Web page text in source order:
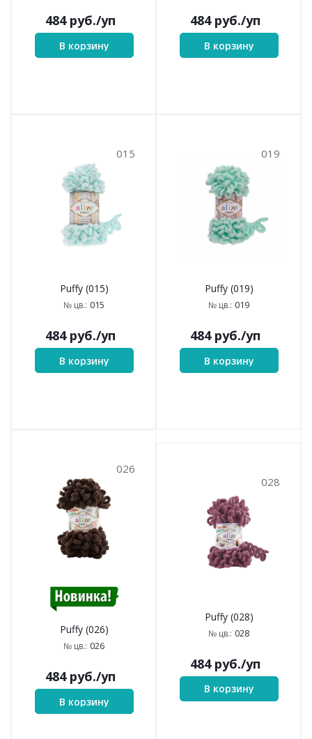
484руб./уп
В корзину
484руб./уп
В корзину
015
Puffy (015)
№ цв.: 015
484руб./уп
В корзину
019
Puffy (019)
№ цв.: 019
484руб./уп
В корзину
026
Puffy (026)
№ цв.: 026
484руб./уп
В корзину
028
Puffy (028)
№ цв.: 028
484руб./уп
В корзину